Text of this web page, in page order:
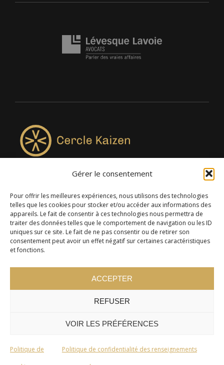
Gérer le consentement
Pour offrir les meilleures expériences, nous utilisons des technologies
telles que les cookies pour stocker et/ou accéder aux informations des
appareils. Le fait de consentir à ces technologies nous permettra de
traiter des données telles que le comportement de navigation ou les ID
uniques sur ce site. Le fait de ne pas consentir ou de retirer son
consentement peut avoir un effet négatif sur certaines caractéristiques
et fonctions.
ACCEPTER
REFUSER
VOIR LES PRÉFÉRENCES
Politique de Politique de confidentialité des renseignements
4957, rue Lionel-Groulx, bureau 819, Saint-Augustin-de-
Desmaures QC G3A 0M7
© 2024 Cercle Kaizen. Tous droits réservés -